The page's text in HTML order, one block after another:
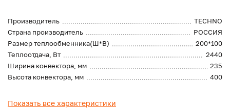
Производитель
TECHNO
Страна производитель
РОССИЯ
Размер теплообменника(Ш*В)
200*100
Теплоотдача, Вт
2440
Ширина конвектора, мм
235
Высота конвектора, мм
400
Показать все характеристики